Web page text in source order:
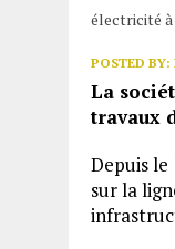
électricité à
POSTED BY:
La
travaux
Depuis
sur la